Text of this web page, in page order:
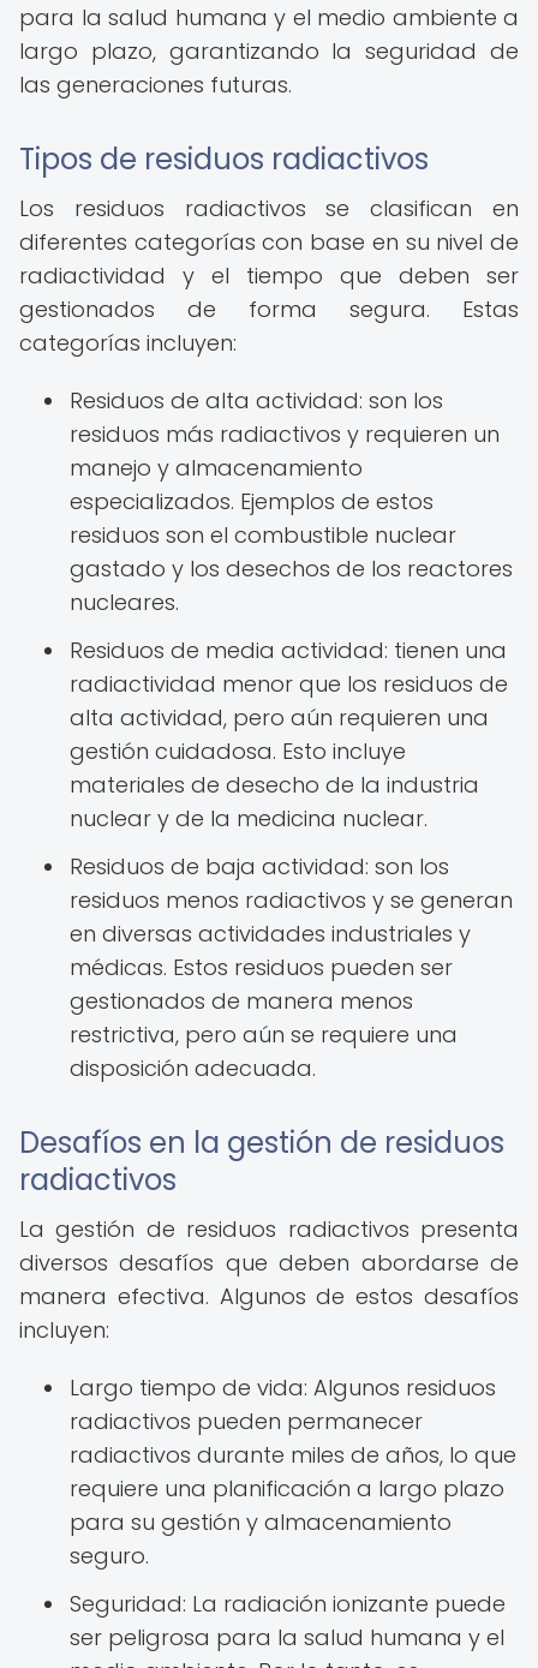
para la salud humana y el medio ambiente a
largo plazo, garantizando la seguridad de
las generaciones futuras.
Tipos de residuos radiactivos
Los residuos radiactivos se clasifican en
diferentes categorías con base en su nivel de
radiactividad y el tiempo que deben ser
gestionados de forma segura. Estas
categorías incluyen:
Residuos de alta actividad: son los
residuos más radiactivos y requieren un
manejo y almacenamiento
especializados. Ejemplos de estos
residuos son el combustible nuclear
gastado y los desechos de los reactores
nucleares.
Residuos de media actividad: tienen una
radiactividad menor que los residuos de
alta actividad, pero aún requieren una
gestión cuidadosa. Esto incluye
materiales de desecho de la industria
nuclear y de la medicina nuclear.
Residuos de baja actividad: son los
residuos menos radiactivos y se generan
en diversas actividades industriales y
médicas. Estos residuos pueden ser
gestionados de manera menos
restrictiva, pero aún se requiere una
disposición adecuada.
Desafíos en la gestión de residuos
radiactivos
La gestión de residuos radiactivos presenta
diversos desafíos que deben abordarse de
manera efectiva. Algunos de estos desafíos
incluyen:
Largo tiempo de vida: Algunos residuos
radiactivos pueden permanecer
radiactivos durante miles de años, lo que
requiere una planificación a largo plazo
para su gestión y almacenamiento
seguro.
Seguridad: La radiación ionizante puede
ser peligrosa para la salud humana y el